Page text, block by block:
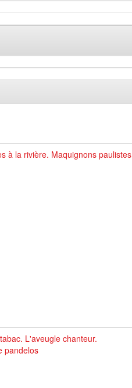
à la rivière. Maquignons paulistes
L'aveugle chanteur.
pandelos